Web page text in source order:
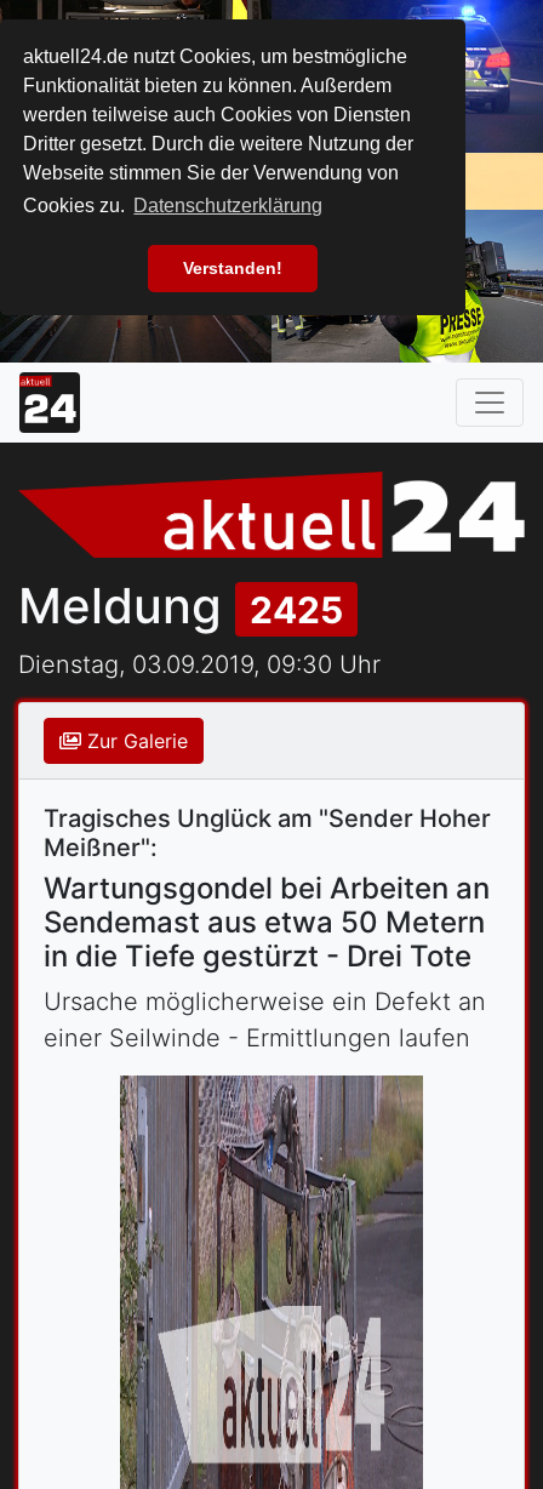
aktuell24.de nutzt Cookies, um bestmögliche
Funktionalität bieten zu können. Außerdem
werden teilweise auch Cookies von Diensten
Dritter gesetzt. Durch die weitere Nutzung der
Webseite stimmen Sie der Verwendung von
Cookies zu. Datenschutzerklärung
Verstanden!
Meldung 2425
Dienstag, 03.09.2019, 09:30 Uhr
Zur Galerie
Tragisches Unglück am "Sender Hoher
Meißner":
Wartungsgondel bei Arbeiten an
Sendemast aus etwa 50 Metern
in die Tiefe gestürzt - Drei Tote
Ursache möglicherweise ein Defekt an
einer Seilwinde - Ermittlungen laufen